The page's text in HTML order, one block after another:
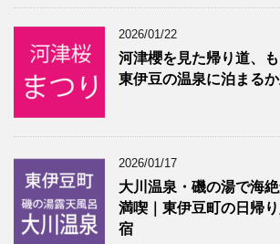
2026/01/22
河津櫻を見た帰り道、
東伊豆の温泉に泊まる
2026/01/17
大川温泉・磯の湯で海
満喫｜東伊豆町の日帰
宿